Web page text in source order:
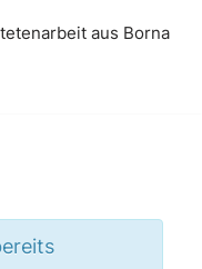
aus Borna